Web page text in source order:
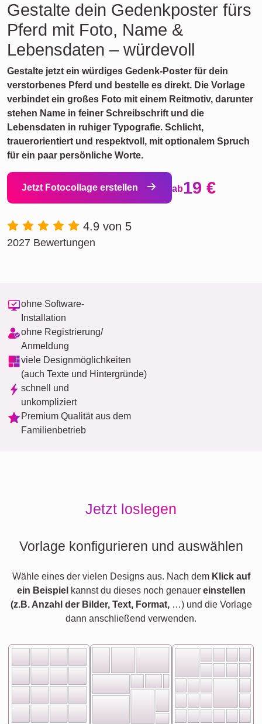
Gestalte dein Gedenkposter fürs
Pferd mit Foto, Name &
Lebensdaten – würdevoll
Gestalte jetzt ein würdiges Gedenk-Poster für dein
verstorbenes Pferd und bestelle es direkt. Die Vorlage
verbindet ein großes Foto mit einem Reitmotiv, darunter
stehen Name in feiner Schreibschrift und die
Lebensdaten in ruhiger Typografie. Schlicht,
trauerorientiert und respektvoll, mit optionalem Spruch
für ein paar persönliche Worte.
Jetzt Fotocollage erstellen ab19 €
4.9 von 5
2027 Bewertungen
ohne Software-
Installation
ohne Registrierung/
Anmeldung
viele Designmöglichkeiten
(auch Texte und Hintergründe)
schnell und
unkompliziert
Premium Qualität aus dem
Familienbetrieb
Jetzt loslegen
Vorlage konfigurieren und auswählen
Wähle eines der vielen Designs aus. Nach dem Klick auf
ein Beispiel kannst du dieses noch genauer einstellen
(z.B. Anzahl der Bilder, Text, Format,…) und die Vorlage
dann anschließend verwenden.